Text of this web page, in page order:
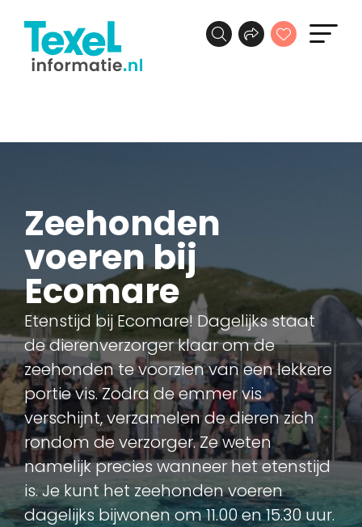
Zeehonden
voeren bij
Ecomare
Etenstijd bij Ecomare! Dagelijks staat
de dierenverzorger klaar om de
zeehonden te voorzien van een lekkere
portie vis. Zodra de emmer vis
verschijnt, verzamelen de dieren zich
rondom de verzorger. Ze weten
namelijk precies wanneer het etenstijd
is. Je kunt het zeehonden voeren
dagelijks bijwonen om 11.00 en 15.30 uur.